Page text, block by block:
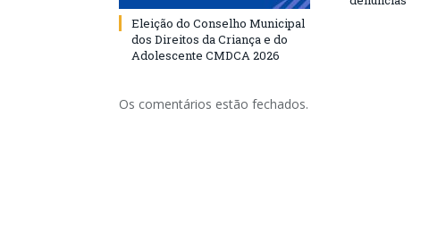
Eleição do Conselho Municipal
dos Direitos da Criança e do
Adolescente CMDCA 2026
Os comentários estão fechados.